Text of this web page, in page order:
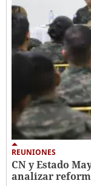
REUNIONES
CN y Estado
analizar